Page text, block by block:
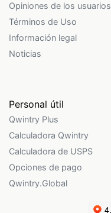
Opiniones de los usuarios
Términos de Uso
Información legal
Noticias
Personal útil
Qwintry Plus
Calculadora Qwintry
Calculadora de USPS
Opciones de pago
Qwintry.Global